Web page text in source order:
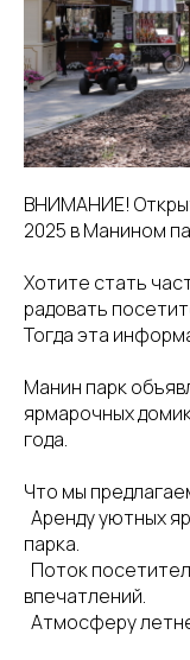
ВНИМАНИЕ!
2025 в Манином
Хотите стать
радовать
Тогда эта
Манин парк
ярмарочных
года.
Что мы
Аренду уютных
парка.
Поток
впечатлений.
Атмосферу